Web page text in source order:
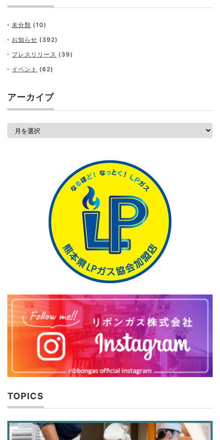
未分類 (10)
お知らせ (392)
プレスリリース (39)
イベント (62)
アーカイブ
ア
TOPICS